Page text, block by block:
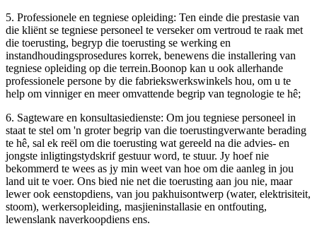
5. Professionele en tegniese opleiding: Ten einde die prestasie van
die kliënt se tegniese personeel te verseker om vertroud te raak met
die toerusting, begryp die toerusting se werking en
instandhoudingsprosedures korrek, benewens die installering van
tegniese opleiding op die terrein.Boonop kan u ook allerhande
professionele persone by die fabriekswerkswinkels hou, om u te
help om vinniger en meer omvattende begrip van tegnologie te hê;
6. Sagteware en konsultasiedienste: Om jou tegniese personeel in
staat te stel om 'n groter begrip van die toerustingverwante berading
te hê, sal ek reël om die toerusting wat gereeld na die advies- en
jongste inligtingstydskrif gestuur word, te stuur. Jy hoef nie
bekommerd te wees as jy min weet van hoe om die aanleg in jou
land uit te voer. Ons bied nie net die toerusting aan jou nie, maar
lewer ook eenstopdiens, van jou pakhuisontwerp (water, elektrisiteit,
stoom), werkersopleiding, masjieninstallasie en ontfouting,
lewenslank naverkoopdiens ens.